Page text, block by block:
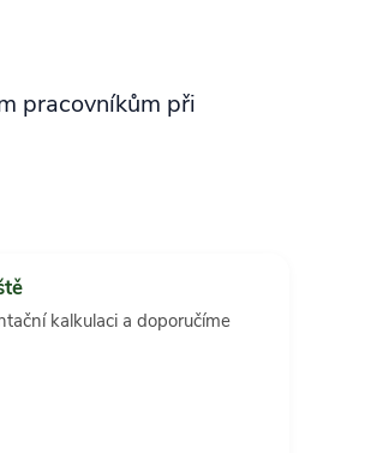
pracovníkům při
kalkulaci a doporučíme